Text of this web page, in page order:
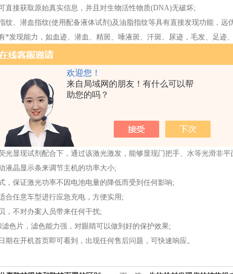
欢迎您！
来自局域网的朋友！有什么可以帮
助您的吗？
接获取原始真实信息，并且对生物活性物质(DNA)无破坏;
、潜血指纹(使用配备液体试剂)及油脂指纹等具有直接发现功能，远
现能力，如血迹、潜血、精斑、唾液斑、汗斑、尿迹，毛发、足迹
，显著的清晰度，极细微的观察度，其他非激光类光源无法比及;
理过程的客体可直接发现隐藏的原始真实信息;
止误操作照射到人眼，能够快速使整个设备断电，大限度保护现场使
电量不足的情况下，出现红色电量提醒，提醒使用人员及时充电;
屏，双语(英语/中文)操作菜单，导航简单清晰，操作方便快捷;
更换匀光镜片变换激光头输出的光斑形状(方形或圆形可选);
显现试剂配合下，通过该激光激发，能够显现门把手、水等光滑非平
晶显示条来调节主机的功率大小;
保证激光功率不因电池电量的降低而受到任何影响;
任意车型进行应急充电，方便实用;
不对办案人员带来任何干扰;
片，滤色能力强，对眼睛可以做到好的保护效果;
在开机首页即可看到，出现任何售后问题，可快速响应。